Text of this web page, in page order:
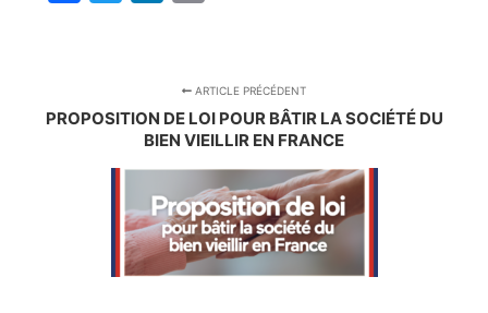
ARTICLE PRÉCÉDENT
PROPOSITION DE LOI POUR BÂTIR LA SOCIÉTÉ DU
BIEN VIEILLIR EN FRANCE